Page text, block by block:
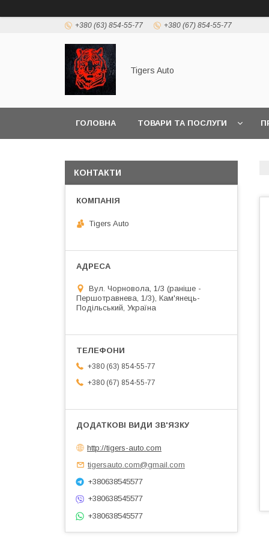
+380 (63) 854-55-77 +380 (67) 854-55-77
Tigers Auto
ГОЛОВНА ТОВАРИ ТА ПОСЛУГИ
КОНТАКТИ
Tigers Auto
Вул. Чорновола, 1/3 (раніше -
Першотравнева, 1/3), Кам'янець-
Подільський, Україна
+380 (63) 854-55-77
+380 (67) 854-55-77
http://tigers-auto.com
tigersauto.com@gmail.com
+380638545577
+380638545577
+380638545577